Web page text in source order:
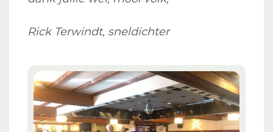
Rick Terwindt, sneldichter